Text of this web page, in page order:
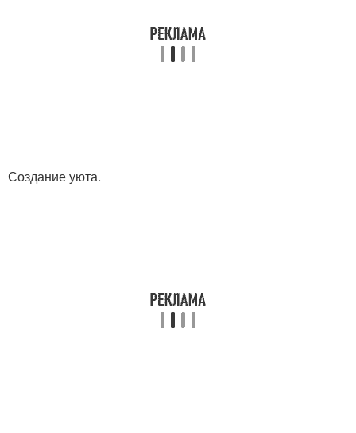
Создание уюта.